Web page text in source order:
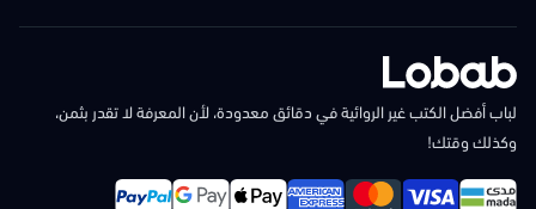
لباب أفضل الكتب غير الروائية في دقائق معدودة، لأن المعرفة لا تقدر بثمن،
وكذلك وقتك!